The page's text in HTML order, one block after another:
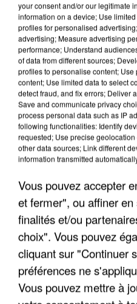
INTERMARCHÉ APRÈS
your consent and/or our legitimate
information on a device; Use
profiles for personalised
advertising; Measure advertising
performance; Understand
of data from different sources;
profiles to personalise content;
content; Use limited data to select
detect fraud, and fix errors; Deliver
Save and communicate privacy
process personal data such as IP
following functionalities: Identify
requested; Use precise
other data sources; Link different
information transmitted
Vous pouvez accepter
et fermer", ou affiner
finalités et/ou
choix". Vous pouvez
cliquant sur "Continuer
préférences ne
Vous pouvez mettre à